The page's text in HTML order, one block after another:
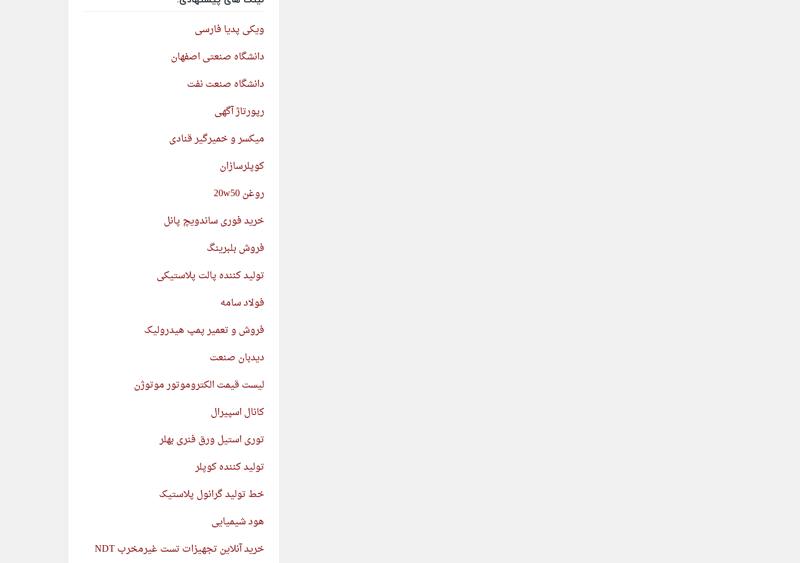
ویکی پدیا فارسی
دانشگاه صنعتی اصفهان
دانشگاه صنعت نفت
رپورتاژ آگهی
میکسر و خمیرگیر قنادی
کوپلرسازان
روغن 20w50
خرید فوری ساندویچ پانل
فروش بلبرینگ
تولید کننده پالت پلاستیکی
فولاد سامه
فروش و تعمیر پمپ هیدرولیک
دیدبان صنعت
لیست قیمت الکتروموتور موتوژن
کانال اسپیرال
توری استیل ورق فنری بهلر
تولید کننده کوپلر
خط تولید گرانول پلاستیک
هود شیمیایی
خرید آنلاین تجهیزات تست غیرمخرب NDT